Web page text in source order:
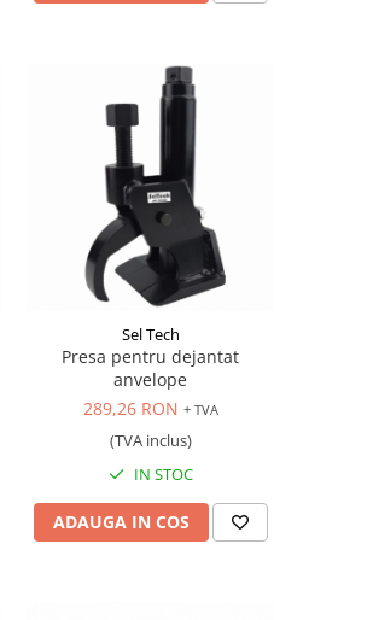
Sel Tech
Presa pentru dejantat
anvelope
289,26 RON + TVA
(TVA inclus)
IN STOC
ADAUGA IN COS